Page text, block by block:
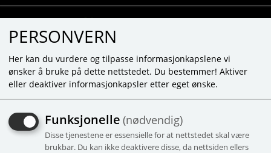
SYLVANIAN ISBIL - 5651
• isbil med plass til 4 figurer
• isdisken er en sittebenk når den snus
PERSONVERN
Her kan du vurdere og tilpasse informasjonkapslene vi
ønsker å bruke på dette nettstedet. Du bestemmer! Aktiver
eller deaktiver informasjonkapsler etter eget ønske.
Funksjonelle (nødvendig)
Disse tjenestene er essensielle for at nettstedet skal være
brukbar. Du kan ikke deaktivere disse, da nettsiden ellers